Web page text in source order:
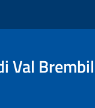
Val